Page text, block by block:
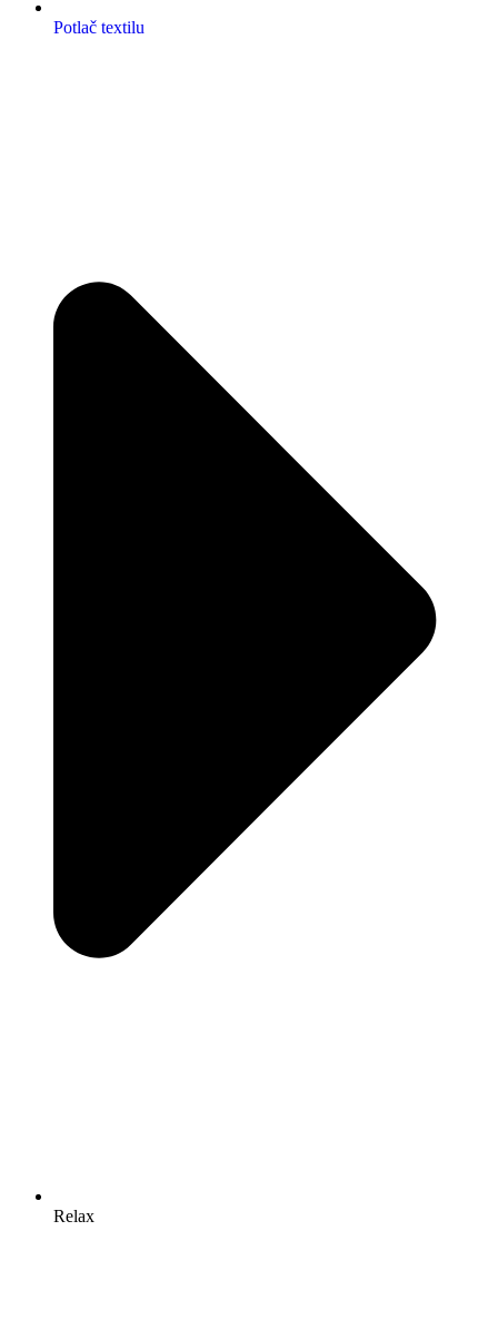
Potlač textilu
Relax